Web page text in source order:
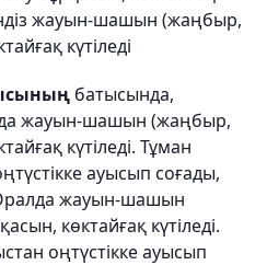
жауын-шашын (жаңбыр,
күтіледі
батысында,
жауын-шашын (жаңбыр,
күтіледі. Тұман
ауысып соғады,
Оралда жауын-шашын
көктайғақ күтіледі.
оңтүстікке ауысып